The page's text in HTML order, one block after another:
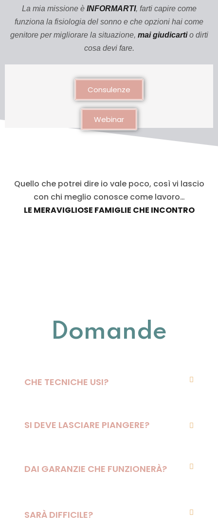
La mia missione è INFORMARTI, farti capire come
funziona la fisiologia del sonno e che opzioni hai come
genitore per migliorare la situazione, mai giudicartio dirti
cosa devi fare.
Consulenze
Webinar
Quello che potrei dire io vale poco, così vi lascio
con chi meglio conosce come lavoro…
LE MERAVIGLIOSE FAMIGLIE CHE INCONTRO
Domande
CHE TECNICHE USI?
SI DEVE LASCIARE PIANGERE?
DAI GARANZIE CHE FUNZIONERÀ?
SARÀ DIFFICILE?
Sign up
Already have an account?Sign in
Are you human? Please solve: